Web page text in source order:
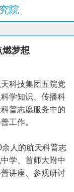
院
燃梦想
科技集团五院党
学知识、传播科
普志愿服务中的
工作。
人的航天科普志
学、首师大附中
讲座、参观研讨